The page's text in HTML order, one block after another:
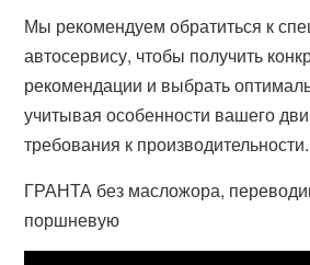
Мы рекомендуем обратиться к
автосервису, чтобы получить
рекомендации и выбрать
учитывая особенности вашего
требования к производительности.
ГРАНТА без масложора,
поршневую